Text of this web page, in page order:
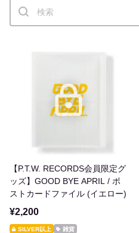
【P.T.W. RECORDS会員限定グ
ッズ】GOOD BYE APRIL / ポ
ストカードファイル (イエロー)
¥2,200
SILVER以上 雑貨